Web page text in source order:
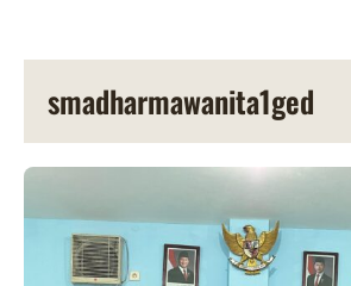
smadharmawanita1ged